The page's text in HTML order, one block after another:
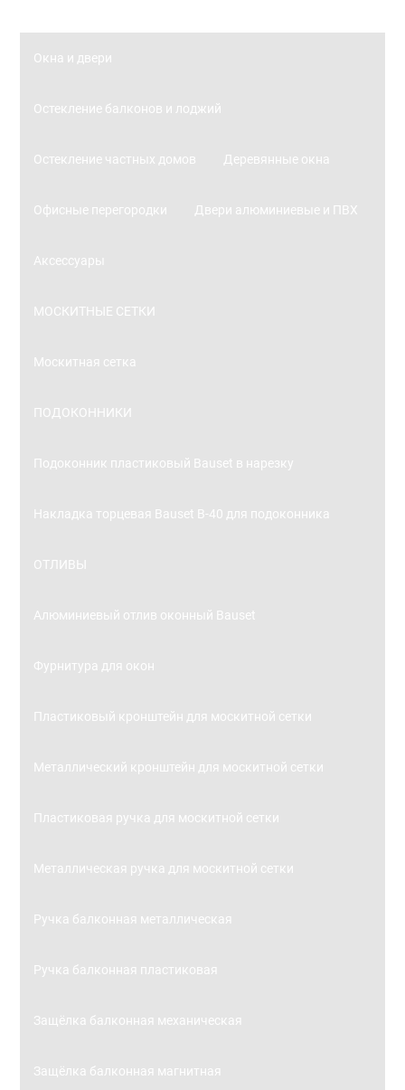
Окна и двери
Остекление балконов и лоджий
Остекление частных домов Деревянные окна
Офисные перегородки Двери алюминиевые и ПВХ
Аксессуары
МОСКИТНЫЕ СЕТКИ
Москитная сетка
ПОДОКОННИКИ
Подоконник пластиковый Bauset в нарезку
Накладка торцевая Bauset В-40 для подоконника
ОТЛИВЫ
Алюминиевый отлив оконный Bauset
Фурнитура для окон
Пластиковый кронштейн для москитной сетки
Металлический кронштейн для москитной сетки
Пластиковая ручка для москитной сетки
Металлическая ручка для москитной сетки
Ручка балконная металлическая
Ручка балконная пластиковая
Защёлка балконная механическая
Защёлка балконная магнитная